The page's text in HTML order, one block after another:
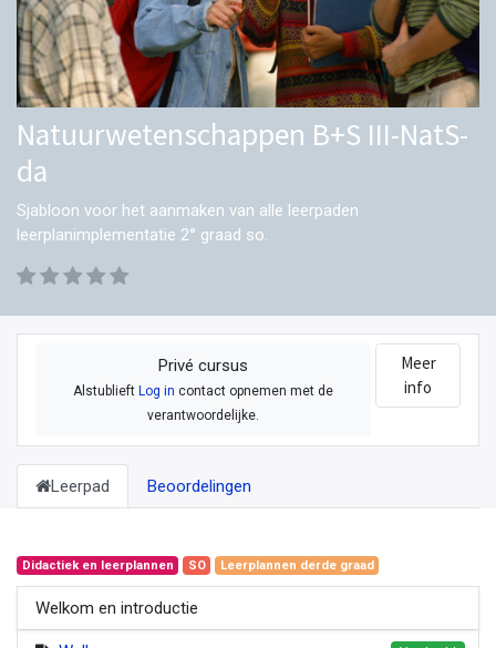
Natuurwetenschappen B+S III-NatS-
da
Sjabloon voor het aanmaken van alle leerpaden
leerplanimplementatie 2° graad so.
Privé cursus
AlstublieftLog in contact opnemen met de
verantwoordelijke.
Meer
info
Leerpad Beoordelingen
Didactiek en leerplannen SO Leerplannen derde graad
Welkom en introductie